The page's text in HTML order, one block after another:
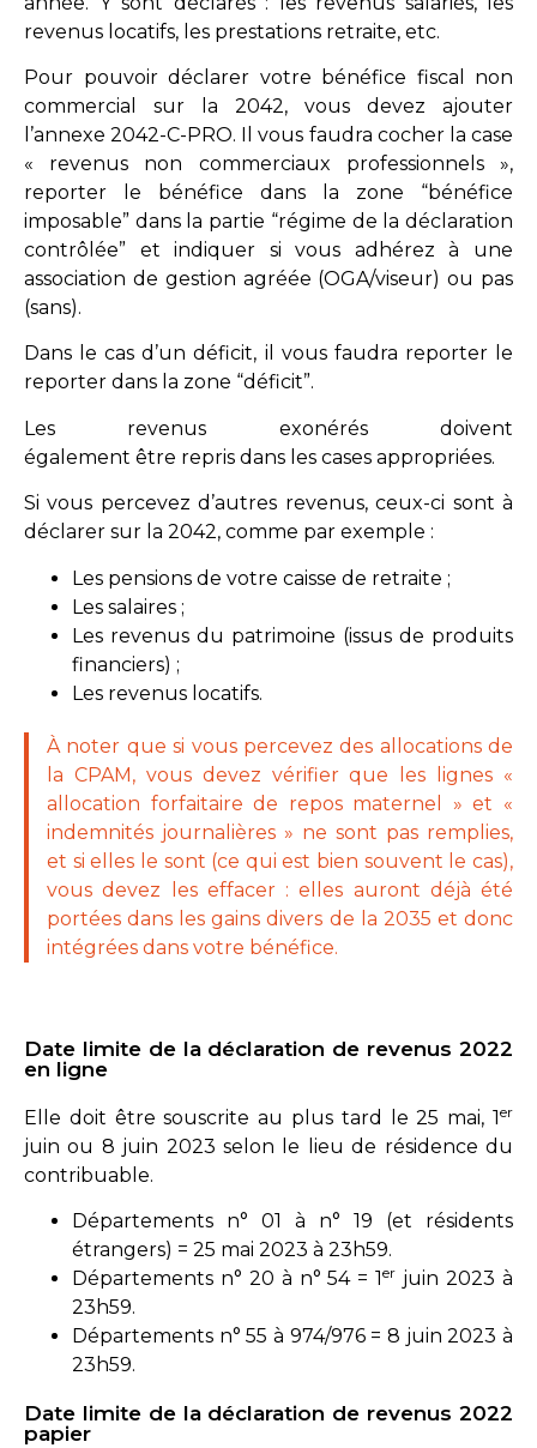
revenus locatifs, les prestations retraite, etc.
Pour pouvoir déclarer votre bénéfice fiscal non
commercial sur la 2042, vous devez ajouter
l’annexe 2042-C-PRO. Il vous faudra cocher la case
« revenus non commerciaux professionnels »,
reporter le bénéfice dans la zone “bénéfice
imposable” dans la partie “régime de la déclaration
contrôlée” et indiquer si vous adhérez à une
association de gestion agréée (OGA/viseur) ou pas
(sans).
Dans le cas d’un déficit, il vous faudra reporter le
reporter dans la zone “déficit”.
Les revenus exonérés doivent
également être repris dans les cases appropriées.
Si vous percevez d’autres revenus, ceux-ci sont à
déclarer sur la 2042, comme par exemple :
Les pensions de votre caisse de retraite ;
Les salaires ;
Les revenus du patrimoine (issus de produits
financiers) ;
Les revenus locatifs.
À noter que si vous percevez des allocations de
la CPAM, vous devez vérifier que les lignes «
allocation forfaitaire de repos maternel » et «
indemnités journalières » ne sont pas remplies,
et si elles le sont (ce qui est bien souvent le cas),
vous devez les effacer : elles auront déjà été
portées dans les gains divers de la 2035 et donc
intégrées dans votre bénéfice.
Date limite de la déclaration de revenus 2022
en ligne
Elle doit être souscrite au plus tard le 25 mai, 1er
juin ou 8 juin 2023 selon le lieu de résidence du
contribuable.
Départements n° 01 à n° 19 (et résidents
étrangers) = 25 mai 2023 à 23h59.
Départements n° 20 à n° 54 = 1er juin 2023 à
23h59.
Départements n° 55 à 974/976 = 8 juin 2023 à
23h59.
Date limite de la déclaration de revenus 2022
papier